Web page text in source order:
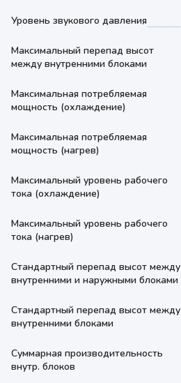
Уровень звукового давления
Максимальный перепад высот
между внутренними блоками
Максимальная потребляемая
мощность (охлаждение)
Максимальная потребляемая
мощность (нагрев)
Максимальный уровень рабочего
тока (охлаждение)
Максимальный уровень рабочего
тока (нагрев)
Стандартный перепад высот между
внутренними и наружными блоками
Стандартный перепад высот между
внутренними блоками
Суммарная производительность
внутр. блоков